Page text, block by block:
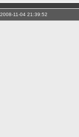
2008-11-04 21:39:52